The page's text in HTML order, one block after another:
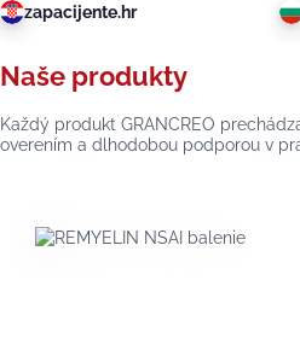
zapacijente.hr
Naše produkty
Každý produkt GRANCREO
overením a dlhodobou podporou v